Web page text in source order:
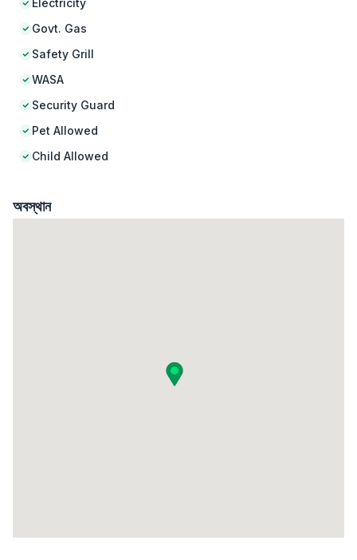
Electricity
Govt. Gas
Safety Grill
WASA
Security Guard
Pet Allowed
Child Allowed
অবস্থান